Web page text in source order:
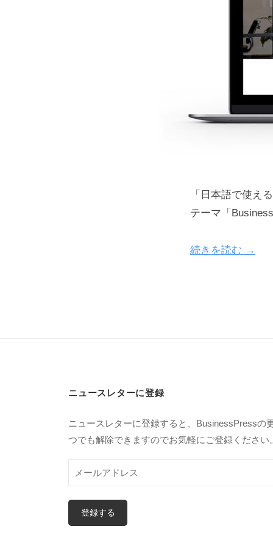
「日本語で使え
テーマ「
続きを読む →
ニュースレターに登録
ニュースレターに登録すると、BusinessPressの
つでも解除できますのでお気軽にご登録ください